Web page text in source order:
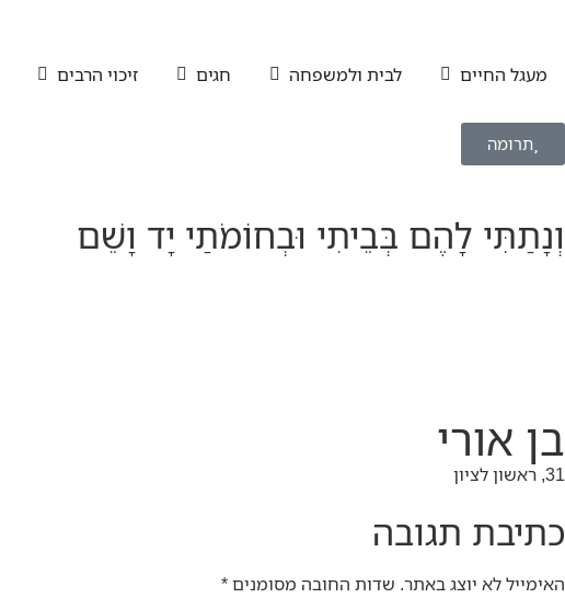
מעגל החיים לבית ולמשפחה חגים זיכוי הרבים
תרומה
וְנָתַתִּי לָהֶם בְּבֵיתִי וּבְחוֹמֹתַי יָד וָשֵׁם
בן אורי
31, ראשון לציון
כתיבת תגובה
האימייל לא יוצג באתר. שדות החובה מסומנים*